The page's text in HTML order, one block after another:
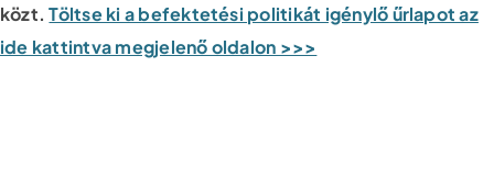
közt. Töltse ki a befektetési politikát igénylő űrlapot az
ide kattintva megjelenő oldalon >>>